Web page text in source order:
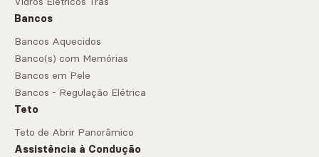
Bancos
Bancos Aquecidos
Banco(s) com Memórias
Bancos em Pele
Bancos - Regulação Elétrica
Teto
Teto de Abrir Panorâmico
Assistência à Condução